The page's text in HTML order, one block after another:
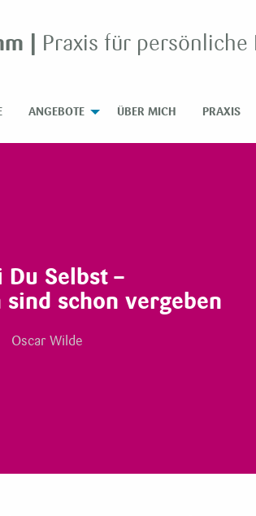
| Praxis für persönliche
ANGEBOTE ÜBER MICH PRAXIS
Du Selbst –
sind schon vergeben
Oscar Wilde